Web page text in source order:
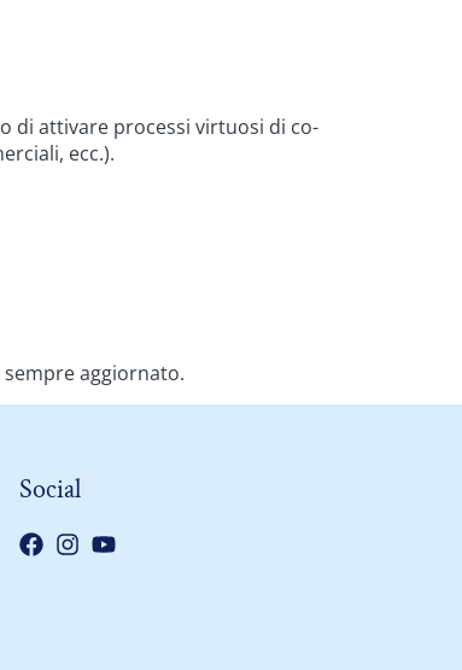
di attivare processi virtuosi di co-
ecc.).
aggiornato.
Social